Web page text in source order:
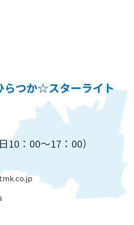
らつか☆スターライト
10：00～17：00）